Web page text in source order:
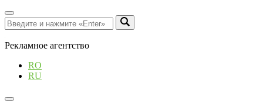
Рекламное агентство
RO
RU